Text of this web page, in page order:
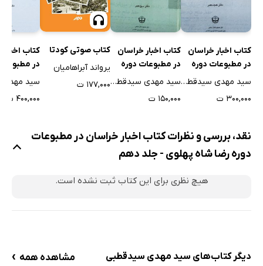
ادعای مالکیت اخوان حکاک
از تربت جام می‌نویسند
مرخصی نظامیان سبزوار
صحیه
از باخرز می‌نویسند
استغاثه تجار
از باجگیران نوشته‌اند
از جوین می‌نویسند
کتاب اخبار خراسان
در مطبوعات دوره
محمدرضا شاه
هجدهم
سید مهدی سیدقطبی
۳۰۰,۰۰۰ ت
کتاب اخبار خراسان
در مطبوعات دوره
محمدرضا شاه
سیزدهم
سید مهدی سیدقطبی
۱۵۰,۰۰۰ ت
کتاب صوتی کودتا
یرواند آبراهامیان
۱۷۷,۰۰۰ ت
کتاب
در
محمدرضا
چهارم
۴۰۰,۰۰۰ ت
نقد، بررسی و نظرات کتاب اخبار خراسان در مطبوعات
دوره رضا شاه پهلوی - جلد دهم
هیچ نظری برای این کتاب ثبت نشده است.
دیگر کتاب‌های سید مهدی سیدقطبی مشاهده همه ›